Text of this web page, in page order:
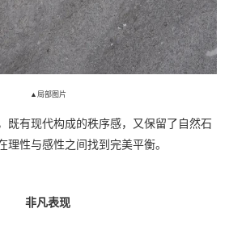
▲局部图片
既有现代构成的秩序感，又保留了自然石
理性与感性之间找到完美平衡。
非凡表现